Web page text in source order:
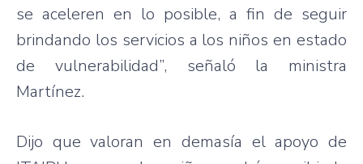
se aceleren en lo posible, a fin de seguir
brindando los servicios a los niños en estado
de vulnerabilidad”, señaló la ministra
Martínez.
Dijo que valoran en demasía el apoyo de